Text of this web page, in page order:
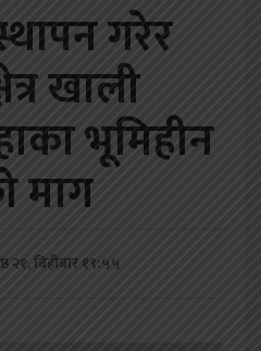
गरेर
खाली
भूमिहीन
माग
२१, बिहीबार १९:५५